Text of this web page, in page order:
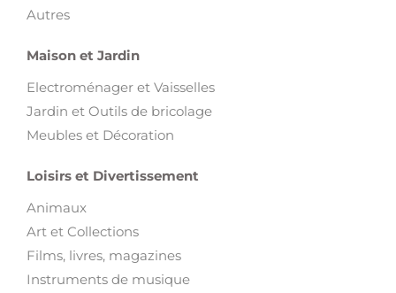
Autres
Maison et Jardin
Electroménager et Vaisselles
Jardin et Outils de bricolage
Meubles et Décoration
Loisirs et Divertissement
Animaux
Art et Collections
Films, livres, magazines
Instruments de musique